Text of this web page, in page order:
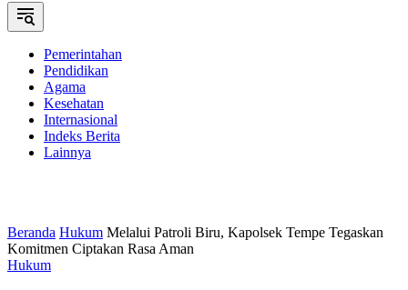
Pemerintahan
Pendidikan
Agama
Kesehatan
Internasional
Indeks Berita
Lainnya
Beranda Hukum Melalui Patroli Biru, Kapolsek Tempe Tegaskan
Komitmen Ciptakan Rasa Aman
Hukum